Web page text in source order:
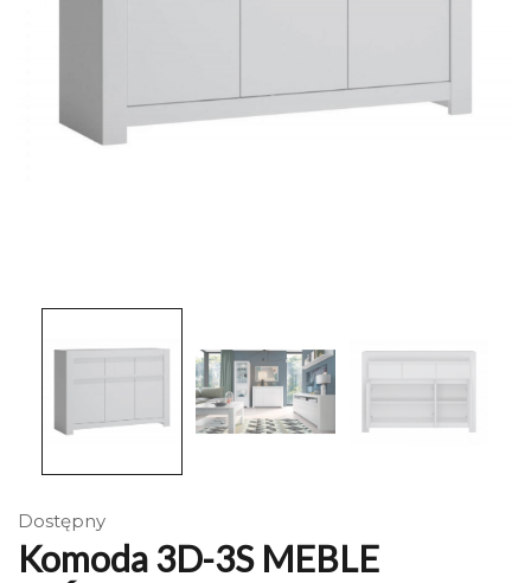
Dostępny
Komoda 3D-3S MEBLE